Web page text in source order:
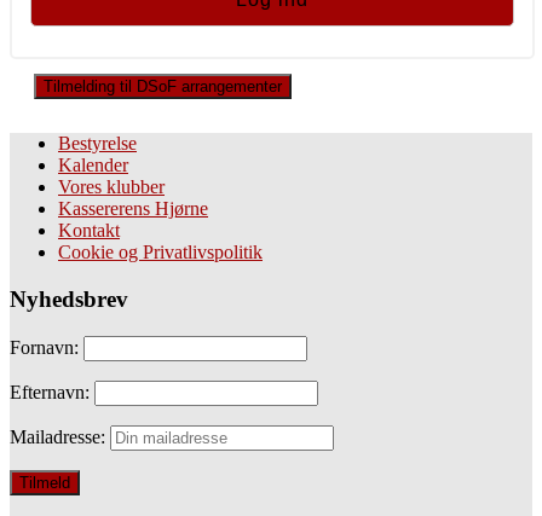
Tilmelding til DSoF arrangementer
Bestyrelse
Kalender
Vores klubber
Kassererens Hjørne
Kontakt
Cookie og Privatlivspolitik
Nyhedsbrev
Fornavn:
Efternavn:
Mailadresse: